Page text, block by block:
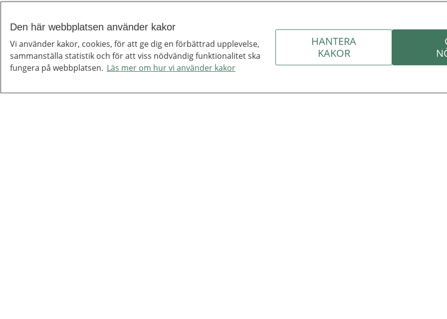
Den här webbplatsen använder kakor
Vi använder kakor, cookies, för att ge dig en förbättrad upplevelse,
sammanställa statistik och för att viss nödvändig funktionalitet ska
fungera på webbplatsen. Läs mer om hur vi använder kakor
HANTERA
KAKOR